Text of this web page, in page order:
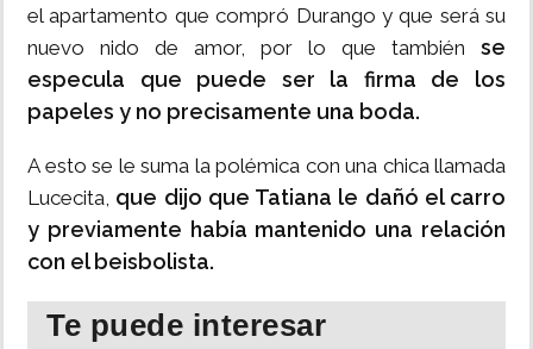
el apartamento que compró Durango y que será su
nuevo nido de amor, por lo que también se
especula que puede ser la firma de los
papeles y no precisamente una boda.
A esto se le suma la polémica con una chica llamada
Lucecita, que dijo que Tatiana le dañó el carro
y previamente había mantenido una relación
con el beisbolista.
Te puede interesar